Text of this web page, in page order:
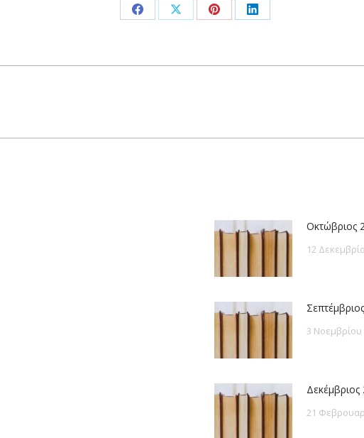
Share
Facebook
Share
X
Share
Pinterest
Share
LinkedIn
Οκτώβριος
12
3 Νοεμβρίου
Δεκέμβριος
21